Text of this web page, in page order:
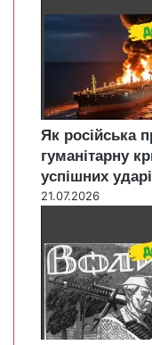
Як російська
гуманітарну
успішних
21.07.2026